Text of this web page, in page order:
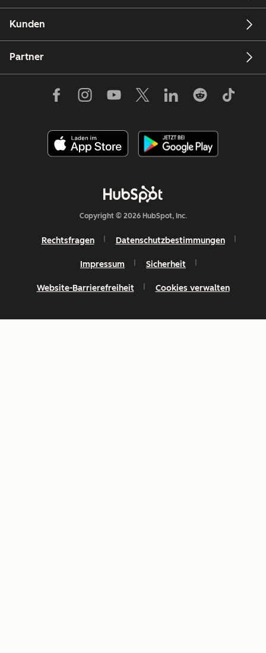
Kunden
Partner
Copyright © 2026 HubSpot, Inc.
Rechtsfragen Datenschutzbestimmungen
Impressum Sicherheit
Website-Barrierefreiheit Cookies verwalten